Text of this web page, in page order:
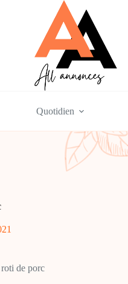
Quotidien
de porc